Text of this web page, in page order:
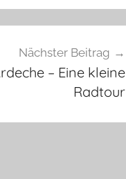
Nächster Beitrag
– Eine kleine
Radtour